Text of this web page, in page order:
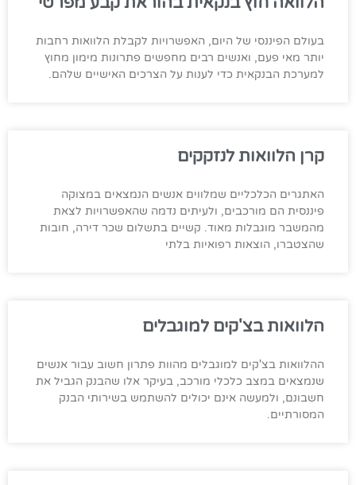
בעולם הפיננסי של היום, האפשרויות לקבלת הלוואות רחבות
יותר מאי פעם, ואנשים רבים מחפשים פתרונות מימון מחוץ
למערכת הבנקאית כדי לענות על הצרכים האישיים שלהם.
קרן הלוואות לנזקקים
האתגרים הכלכליים שמלווים אנשים הנמצאים במצוקה
פיננסית הם מורכבים, ולעיתים נדמה שהאפשרויות לצאת
מהמשבר מוגבלות מאוד. קשיים בתשלום שכר דירה, חובות
שהצטברו, הוצאות רפואיות בלתי
הלוואות בצ'קים למוגבלים
ההלוואות בצ'קים למוגבלים מהוות פתרון חשוב עבור אנשים
שנמצאים במצב כלכלי מורכב, בעיקר אלו שהבנק הגביל את
חשבונם, ולמעשה אינם יכולים להשתמש בשירותי הבנק
המסורתיים.